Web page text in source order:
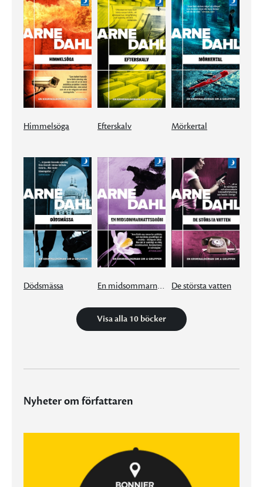
Himmelsöga Efterskalv Mörkertal
Dödsmässa En midsommarnattsdröm De största vatten
Visa alla 10 böcker
Nyheter om författaren